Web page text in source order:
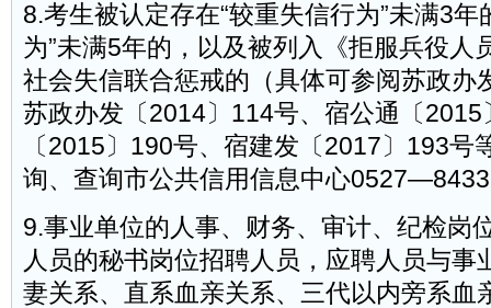
8.考生被认定存在“较重失信行为”未满3年
为”未满5年的，以及被列入《拒服兵役人
社会失信联合惩戒的（具体可参阅苏政办
苏政办发〔2014〕114号、宿公通〔
〔2015〕190号、宿建发〔2017〕193号
询、查询市公共信用信息中心
9.事业单位的人事、财务、审计、纪检岗
人员的秘书岗位招聘人员，应聘人员与事
妻关系、直系血亲关系、三代以内旁系血